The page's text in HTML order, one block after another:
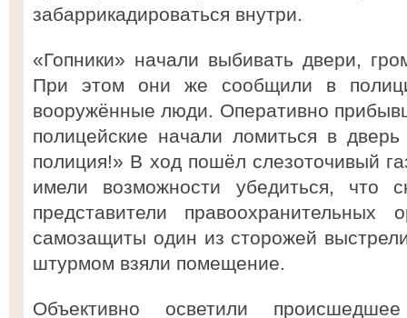
забаррикадироваться внутри.
«Гопники» начали выбивать двери,
При этом они же сообщили в
вооружённые люди. Оперативно
полицейские начали ломиться в
полиция!» В ход пошёл слезоточивый
имели возможности убедиться, что
представители
самозащиты один из сторожей
штурмом взяли помещение.
Объективно осветили